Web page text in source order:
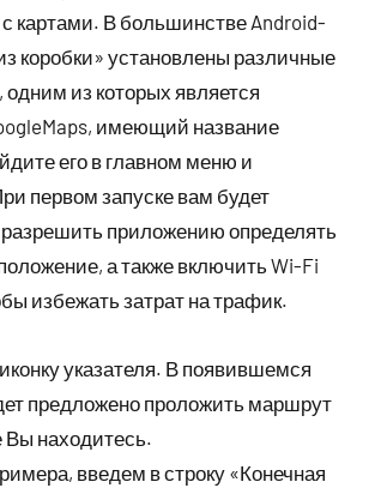
картами. В большинстве Android-
коробки» установлены различные
из которых является
имеющий название
его в главном меню и
первом запуске вам будет
приложению определять
а также включить Wi-Fi
избежать затрат на трафик.
указателя. В появившемся
предложено проложить маршрут
Вы находитесь.
введем в строку «Конечная